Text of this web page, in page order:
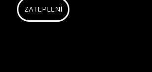
ZATEPLENÍ